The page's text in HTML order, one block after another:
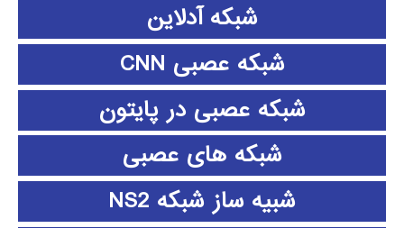
شبکه آدلاین
شبکه عصبی CNN
شبکه عصبی در پایتون
شبکه های عصبی
شبیه ساز شبکه NS2